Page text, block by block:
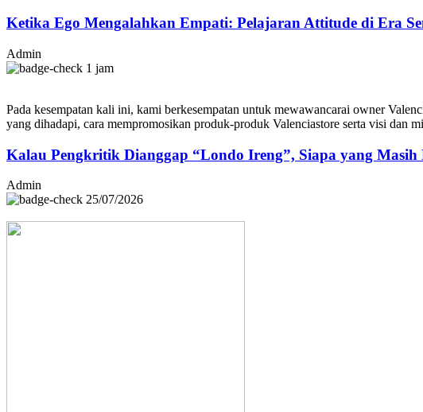
Ketika Ego Mengalahkan Empati: Pelajaran Attitude di Era
Admin
1 jam
Pada kesempatan kali ini, kami berkesempatan untuk mewawancarai owner
yang dihadapi, cara mempromosikan produk-produk Valenciastore serta visi dan
Kalau Pengkritik Dianggap “Londo Ireng”, Siapa yang Masih
Admin
25/07/2026